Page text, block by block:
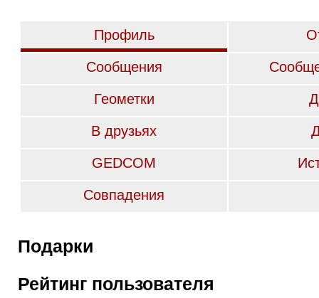
Профиль
Сообщения
Геометки
В друзьях
GEDCOM
Совпадения
Подарки
Рейтинг пользователя